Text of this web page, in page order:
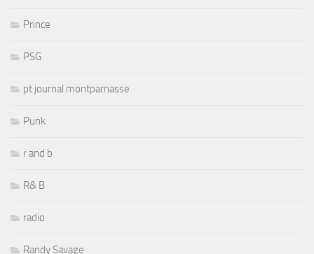
Prince
PSG
pt journal montparnasse
Punk
r and b
R& B
radio
Randy Savage